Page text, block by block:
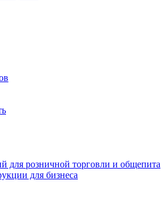
для розничной торговли и общепита
для бизнеса